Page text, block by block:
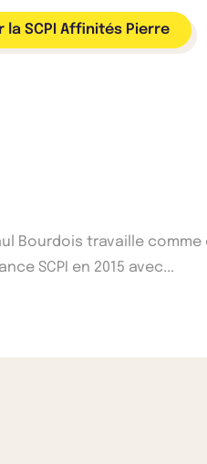
la SCPI Affinités Pierre
Bourdois travaille
SCPI en 2015 avec...